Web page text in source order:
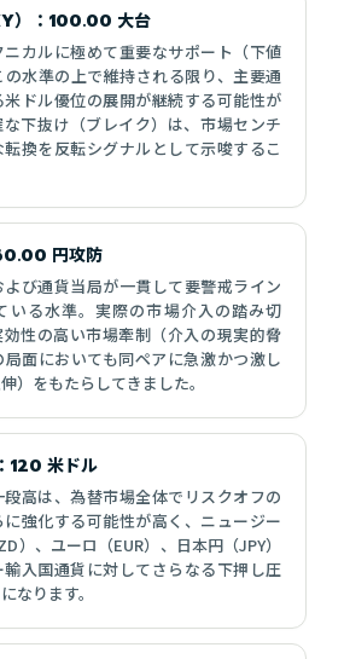
）：100.00 大台
カルに極めて重要なサポート（下値
水準の上で維持される限り、主要通
ドル優位の展開が継続する可能性が
下抜け（ブレイク）は、市場センチ
換を反転シグナルとして示唆するこ
円攻防
よび通貨当局が一貫して要警戒ライン
いる水準。実際の市場介入の踏み切
効性の高い市場牽制（介入の現実的脅
面においても同ペアに急激かつ激し
）をもたらしてきました。
120 米ドル
段高は、為替市場全体でリスクオフの
強化する可能性が高く、ニュージー
）、ユーロ（EUR）、日本円（JPY）
入国通貨に対してさらなる下押し圧
なります。